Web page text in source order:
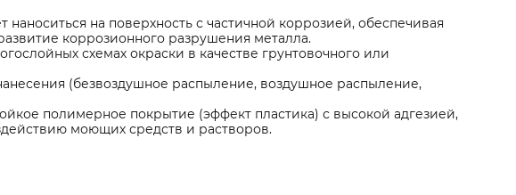
на поверхность с частичной коррозией, обеспечивая
коррозионного разрушения металла.
схемах окраски в качестве грунтовочного или
(безвоздушное распыление, воздушное распыление,
полимерное покрытие (эффект пластика) с высокой адгезией,
моющих средств и растворов.